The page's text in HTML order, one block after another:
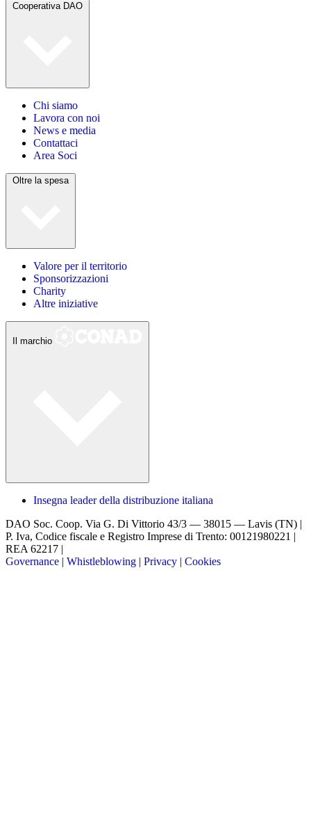
Cooperativa DAO
Chi siamo
Lavora con noi
News e media
Contattaci
Area Soci
Oltre la spesa
Valore per il territorio
Sponsorizzazioni
Charity
Altre iniziative
Il marchio
Insegna leader della distribuzione italiana
DAO Soc. Coop. Via G. Di Vittorio 43/3 — 38015 — Lavis (TN) |
P. Iva, Codice fiscale e Registro Imprese di Trento: 00121980221 |
REA 62217 |
Governance | Whistleblowing | Privacy | Cookies